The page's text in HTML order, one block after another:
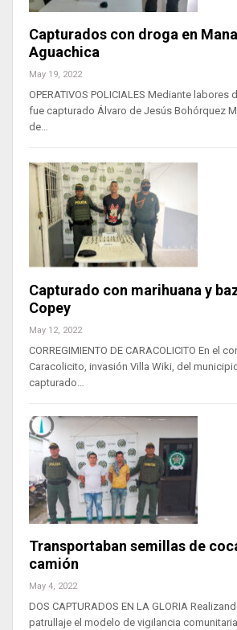
Capturados con droga en
Aguachica
May 19, 2022
OPERATIVOS POLICIALES Mediante labores
fue capturado Álvaro de Jesús Bohórquez
de…
Capturado con marihuana y
Copey
May 12, 2022
CORREGIMIENTO DE CARACOLICITO En el
Caracolicito, invasión Villa Wiki, del
capturado…
Transportaban semillas de
camión
May 4, 2022
DOS CAPTURADOS EN LA GLORIA
patrullaje el modelo de vigilancia